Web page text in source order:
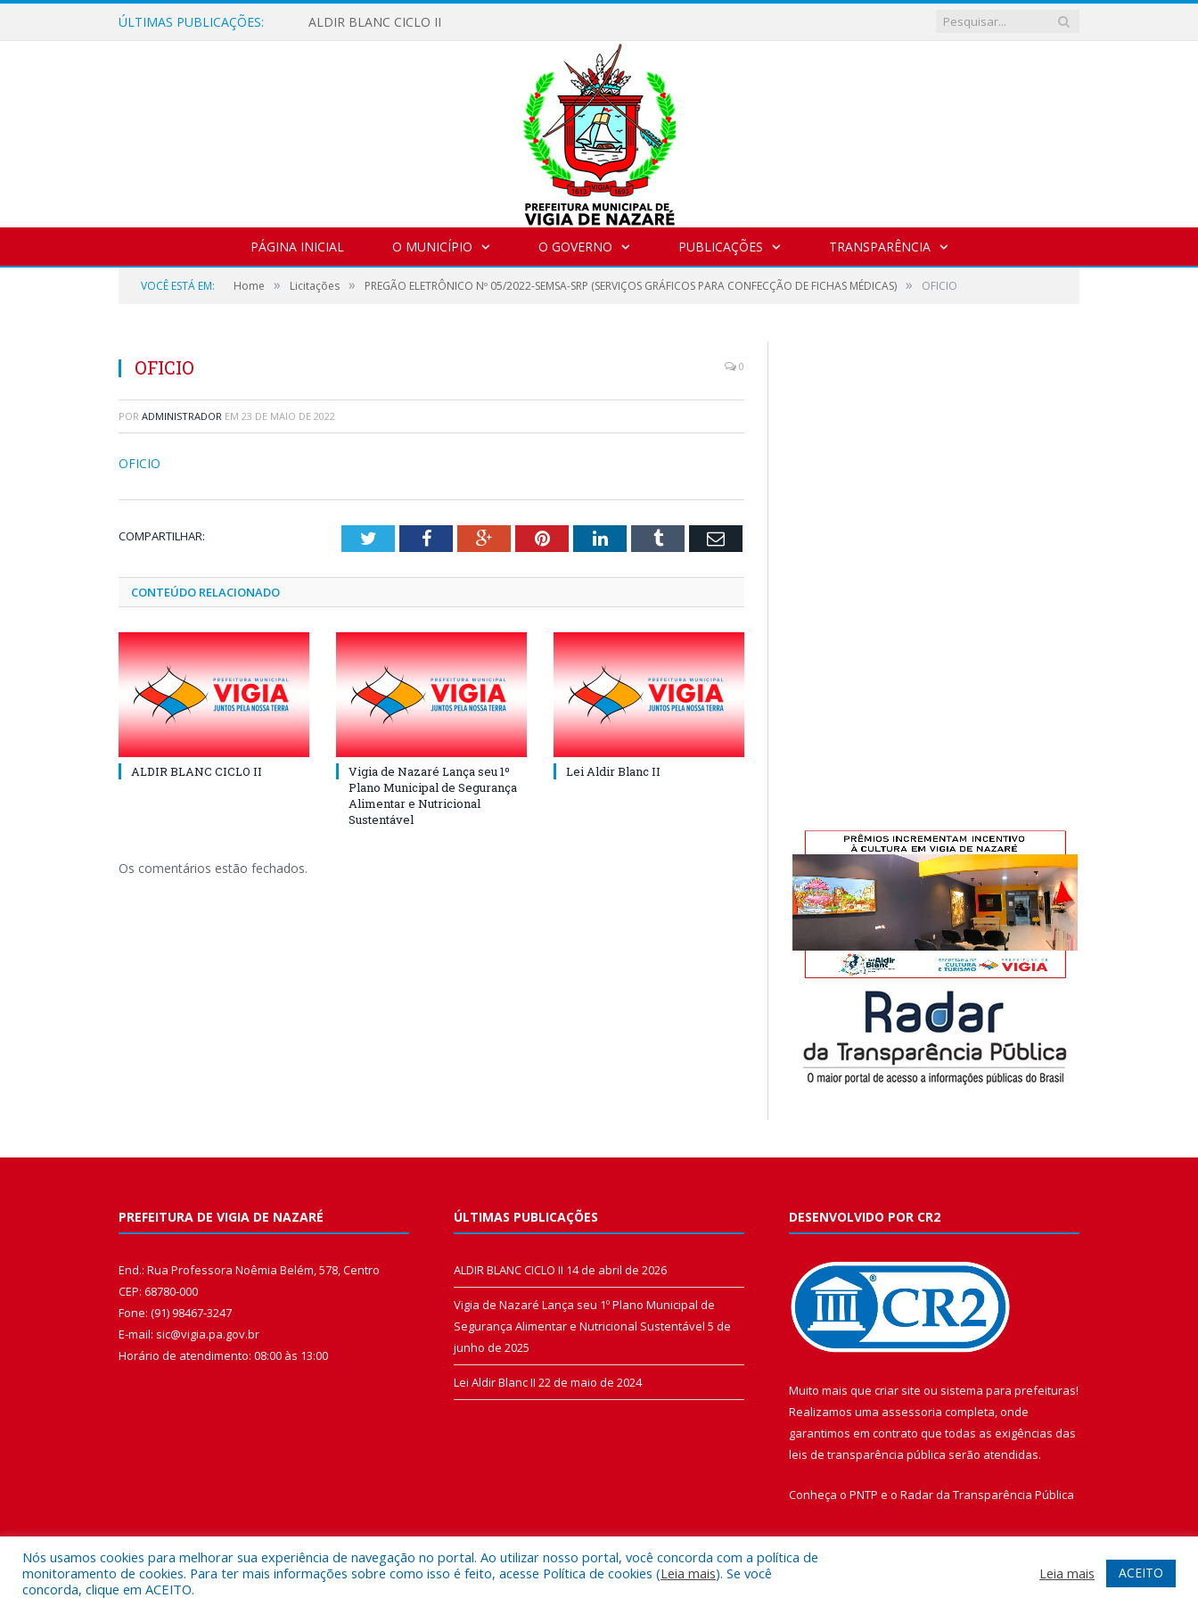
ÚLTIMAS PUBLICAÇÕES: ALDIR BLANC CICLO II
PÁGINA INICIAL O MUNICÍPIO O GOVERNO PUBLICAÇÕES TRANSPARÊNCIA
VOCÊ ESTÁ EM: Home » Licitações » PREGÃO ELETRÔNICO Nº 05/2022-SEMSA-SRP (SERVIÇOS GRÁFICOS PARA CONFECÇÃO DE FICHAS MÉDICAS) » OFICIO
OFICIO 0
POR ADMINISTRADOR EM 23 DE MAIO DE 2022
OFICIO
COMPARTILHAR: TwitterFacebookGoogle+PinterestLinkedInTumblr Email
CONTEÚDO RELACIONADO
ALDIR BLANC CICLO II
Vigia de Nazaré Lança seu 1º
Plano Municipal de Segurança
Alimentar e Nutricional
Sustentável
Lei Aldir Blanc II
Os comentários estão fechados.
PREFEITURA DE VIGIA DE NAZARÉ
End.: Rua Professora Noêmia Belém, 578, Centro
CEP: 68780-000
Fone: (91) 98467-3247
E-mail: sic@vigia.pa.gov.br
Horário de atendimento: 08:00 às 13:00
ÚLTIMAS PUBLICAÇÕES
ALDIR BLANC CICLO II 14 de abril de 2026
Vigia de Nazaré Lança seu 1º Plano Municipal de
Segurança Alimentar e Nutricional Sustentável 5 de
junho de 2025
Lei Aldir Blanc II 22 de maio de 2024
DESENVOLVIDO POR CR2
Muito mais que criar site ou sistema para prefeituras!
Realizamos uma assessoria completa, onde
garantimos em contrato que todas as exigências das
leis de transparência pública serão atendidas.
Conheça o PNTP e o Radar da Transparência Pública
Todos os direitos reservados a Prefeitura Municipal de Vigia de Nazaré.
Nós usamos cookies para melhorar sua experiência de navegação no portal. Ao utilizar nosso portal, você concorda com a política de
monitoramento de cookies. Para ter mais informações sobre como isso é feito, acesse Política de cookies (Leia mais). Se você
concorda, clique em ACEITO.
Leia mais ACEITO